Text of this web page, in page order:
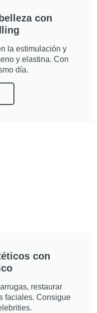
con
la estimulación y
y elastina. Con
día.
con
restaurar
faciales. Consigue